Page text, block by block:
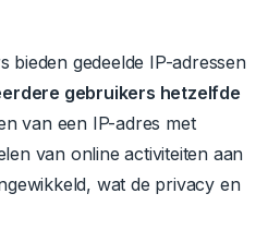
bieden gedeelde IP-adressen
gebruikers hetzelfde
van een IP-adres met
van online activiteiten aan
wat de privacy en